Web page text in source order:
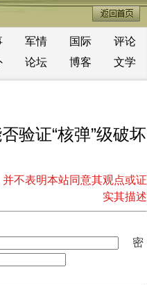
军情 国际
评论
论坛 博客 文学
验证“核弹”级破坏
不表明本站同意其观点或证
实其描述
密